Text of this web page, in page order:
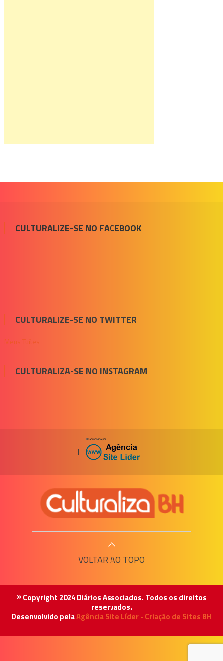
CULTURALIZE-SE NO FACEBOOK
CULTURALIZE-SE NO TWITTER
Meus Tuítes
CULTURALIZA-SE NO INSTAGRAM
|
VOLTAR AO TOPO
© Copyright 2024 Diários Associados. Todos os direitos
reservados.
Desenvolvido pelaAgência Site Líder - Criação de Sites BH